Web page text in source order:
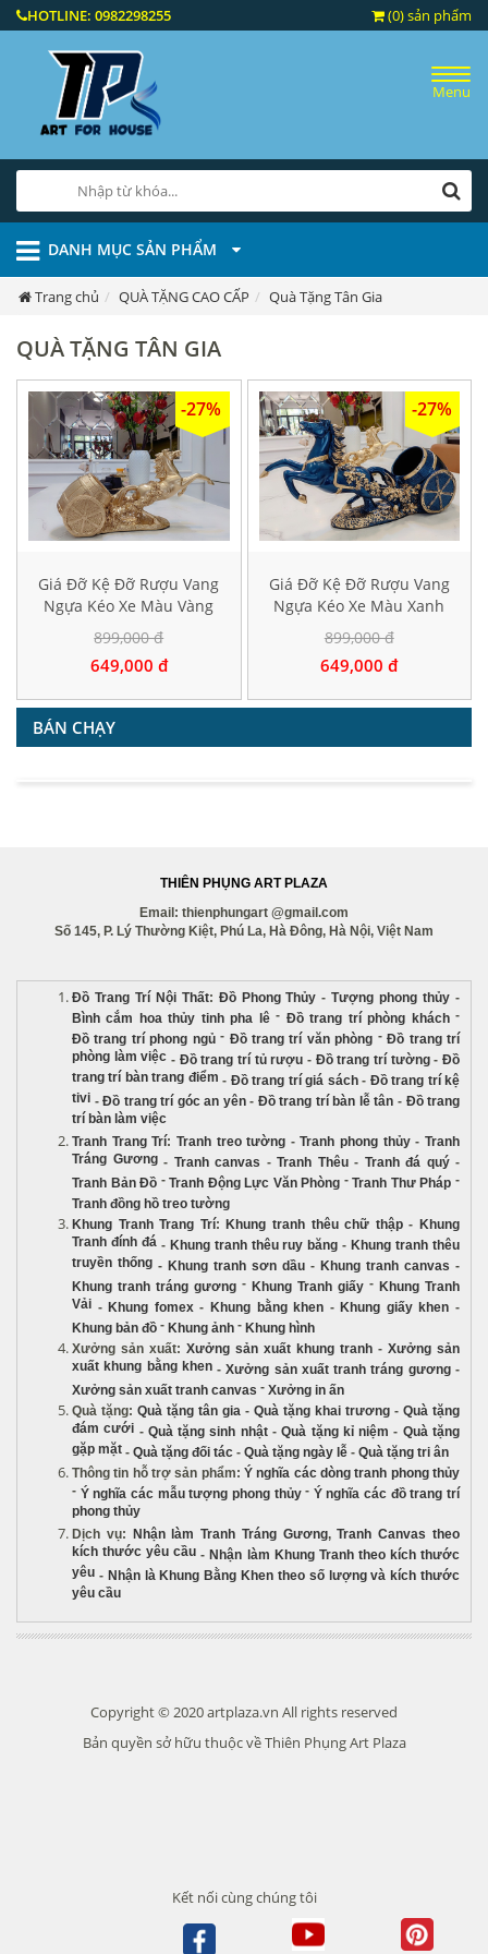
HOTLINE: 0982298255 (0) sản phẩm
Menu
DANH MỤC SẢN PHẨM
Trang chủ QUÀ TẶNG CAO CẤP Quà Tặng Tân Gia
QUÀ TẶNG TÂN GIA
-27%
Giá Đỡ Kệ Đỡ Rượu Vang
Ngựa Kéo Xe Màu Vàng
899,000 đ
649,000 đ
-27%
Giá Đỡ Kệ Đỡ Rượu Vang
Ngựa Kéo Xe Màu Xanh
899,000 đ
649,000 đ
BÁN CHẠY
THIÊN PHỤNG ART PLAZA
Email: thienphungart @gmail.com
Số 145, P. Lý Thường Kiệt, Phú La, Hà Đông, Hà Nội, Việt Nam
Đồ Trang Trí Nội Thất: Đồ Phong Thủy -Tượng phong thủy -
Bình cắm hoa thủy tinh pha lê- Đồ trang trí phòng khách-
Đồ trang trí phong ngủ- Đồ trang trí văn phòng -Đồ trang trí
phòng làm việc - Đồ trang trí tủ rượu - Đồ trang trí tường-Đồ
trang trí bàn trang điểm - Đồ trang trí giá sách- Đồ trang trí kệ
tivi -Đồ trang trí góc an yên- Đồ trang trí bàn lễ tân - Đồ trang
trí bàn làm việc
Tranh Trang Trí: Tranh treo tường -Tranh phong thủy-Tranh
Tráng Gương- Tranh canvas - Tranh Thêu- Tranh đá quý-
Tranh Bản Đồ -Tranh Động Lực Văn Phòng -Tranh Thư Pháp -
Tranh đồng hồ treo tường
Khung Tranh Trang Trí:Khung tranh thêu chữ thập-Khung
Tranh đính đá- Khung tranh thêu ruy băng -Khung tranh thêu
truyền thống - Khung tranh sơn dầu - Khung tranh canvas -
Khung tranh tráng gương - Khung Tranh giấy - Khung Tranh
Vải -Khung fomex- Khung bằng khen -Khung giấy khen -
Khung bản đồ - Khung ảnh - Khung hình
Xưởng sản xuất: Xưởng sản xuất khung tranh - Xưởng sản
xuất khung bằng khen-Xưởng sản xuất tranh tráng gương-
Xưởng sản xuất tranh canvas - Xưởng in ấn
Quà tặng: Quà tặng tân gia - Quà tặng khai trương - Quà tặng
đám cưới - Quà tặng sinh nhật-Quà tặng kỉ niệm - Quà tặng
gặp mặt - Quà tặng đối tác - Quà tặng ngày lễ - Quà tặng tri ân
Thông tin hỗ trợ sản phẩm:Ý nghĩa các dòng tranh phong thủy
- Ý nghĩa các mẫu tượng phong thủy- Ý nghĩa các đồ trang trí
phong thủy
Dịch vụ: Nhận làm Tranh Tráng Gương,Tranh Canvas theo
kích thước yêu cầu -Nhận làm Khung Tranh theo kích thước
yêu - Nhận là Khung Bằng Khen theo số lượng và kích thước
yêu cầu
Copyright © 2020 artplaza.vn All rights reserved
Bản quyền sở hữu thuộc về Thiên Phụng Art Plaza
Kết nối cùng chúng tôi